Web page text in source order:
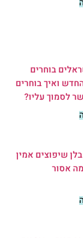
בוחרים
ואיך בוחרים
לסמוך עליו?
שיפוצים אמין
אסור